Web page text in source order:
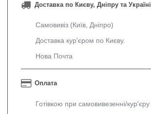
Доставка по Києву, Дніпру та Україні
Самовивіз (Київ, Дніпро)
Доставка кур'єром по Києву.
Нова Почта
Оплата
Готівкою при самовивезенні/кур'єру